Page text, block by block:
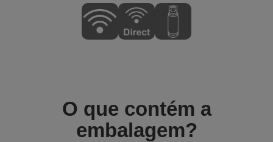
O que contém a
embalagem?